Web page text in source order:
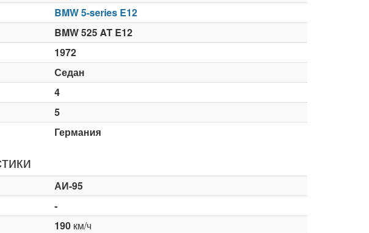
BMW 5-series E12
BMW 525 AT E12
1972
Седан
4
5
Германия
АИ-95
-
190км/ч